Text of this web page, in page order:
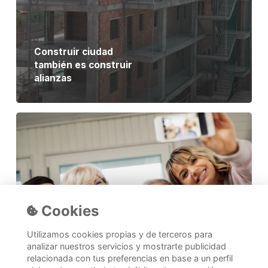
Construir ciudad
también es construir
alianzas
Build
to
la
puerta
a
rentabilidad
largo
plazo
Cookies
Utilizamos cookies propias y de terceros para
analizar nuestros servicios y mostrarte publicidad
relacionada con tus preferencias en base a un perfil